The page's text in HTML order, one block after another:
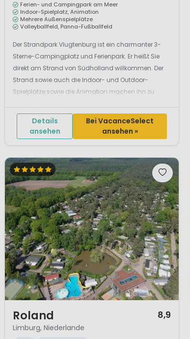
Ferien- und Campingpark am Meer
Indoor-Spielplatz, Animation
Mehrere Außenspielplätze
Volleyballfeld, Panna-Fußballfeld
Der Strandpark Vlugtenburg ist ein charmanter 3-
Sterne-Campingplatz und Ferienpark. Er heißt Sie
direkt am Strand von Südholland willkommen. Der
Strand sowie auch die Indoor- und Outdoor-
Spielplätze sowie die Animation machen ihn zu
Vlugtenburg – mit Kindern im Urlaub in Holland am
StrandMöchten Sie mit I...
Details
ansehen
Bei VacanceSelect
ansehen »
Roland 8,9
Limburg, Niederlande